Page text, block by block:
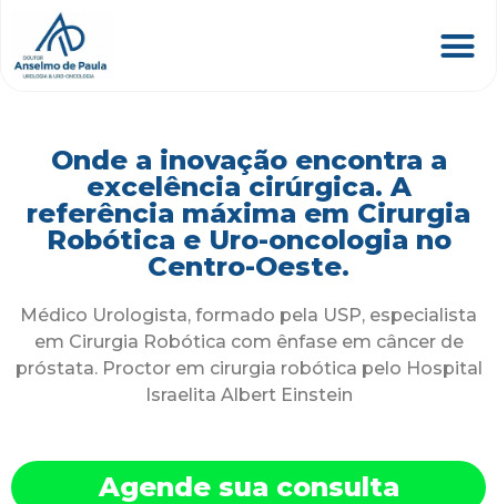
Onde a inovação encontra a
excelência cirúrgica. A
referência máxima em Cirurgia
Robótica e Uro-oncologia no
Centro-Oeste.
Médico Urologista, formado pela USP, especialista
em Cirurgia Robótica com ênfase em câncer de
próstata. Proctor em cirurgia robótica pelo Hospital
Israelita Albert Einstein
Agende sua consulta